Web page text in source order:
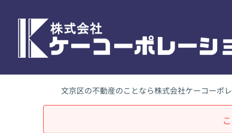
文京区の不動産のことなら株式会社ケーコーポ